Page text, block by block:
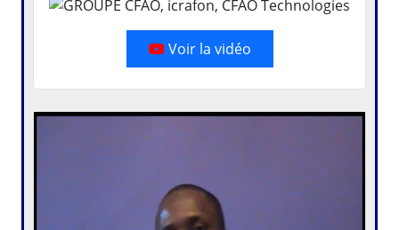
Voir la vidéo